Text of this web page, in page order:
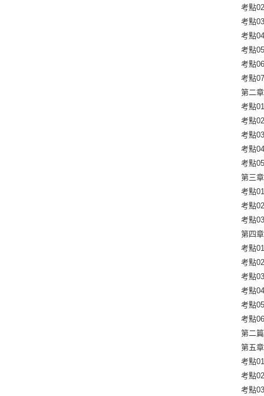
考點
考點
考點
考點
考點
考點
第二
考點
考點
考點
考點
考點
第三
考點
考點
考點
第四
考點
考點
考點
考點
考點
考點
第二
第五
考點
考點
考點